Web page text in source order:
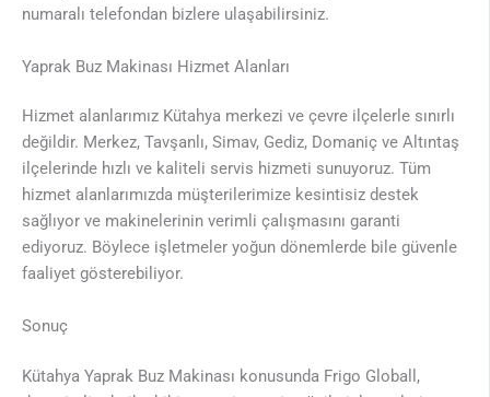
numaralı telefondan bizlere ulaşabilirsiniz.
Yaprak Buz Makinası Hizmet Alanları
Hizmet alanlarımız Kütahya merkezi ve çevre ilçelerle sınırlı
değildir. Merkez, Tavşanlı, Simav, Gediz, Domaniç ve Altıntaş
ilçelerinde hızlı ve kaliteli servis hizmeti sunuyoruz. Tüm
hizmet alanlarımızda müşterilerimize kesintisiz destek
sağlıyor ve makinelerinin verimli çalışmasını garanti
ediyoruz. Böylece işletmeler yoğun dönemlerde bile güvenle
faaliyet gösterebiliyor.
Sonuç
Kütahya Yaprak Buz Makinası konusunda Frigo Globall,